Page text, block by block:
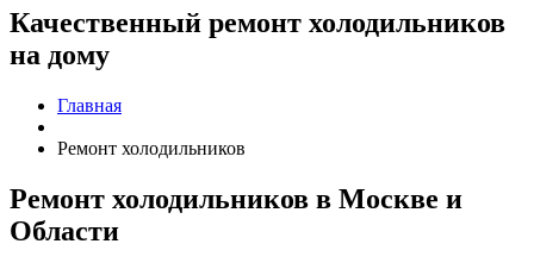
Качественный ремонт холодильников
на дому
Главная
Ремонт холодильников
Ремонт холодильников в Москве и
Области